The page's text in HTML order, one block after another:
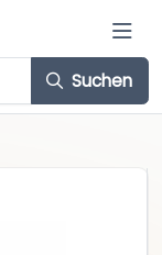
Suchen